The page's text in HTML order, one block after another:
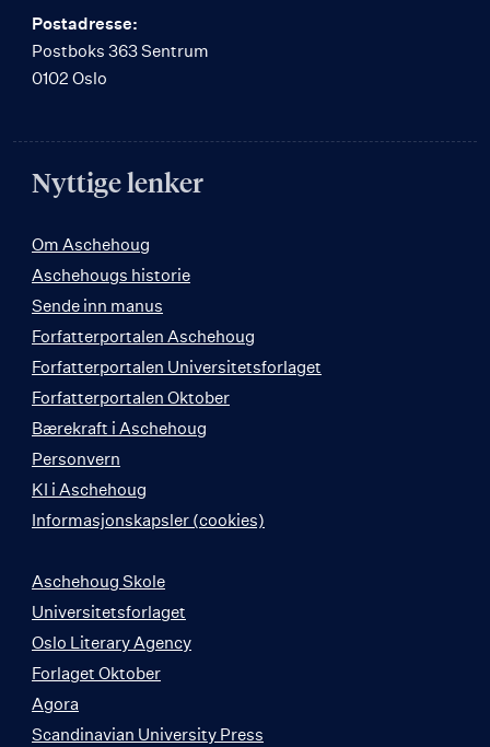
Postadresse:
Postboks 363 Sentrum
0102 Oslo
Nyttige lenker
Om Aschehoug
Aschehougs historie
Sende inn manus
Forfatterportalen Aschehoug
Forfatterportalen Universitetsforlaget
Forfatterportalen Oktober
Bærekraft i Aschehoug
Personvern
KI i Aschehoug
Informasjonskapsler (cookies)
Aschehoug Skole
Universitetsforlaget
Oslo Literary Agency
Forlaget Oktober
Agora
Scandinavian University Press